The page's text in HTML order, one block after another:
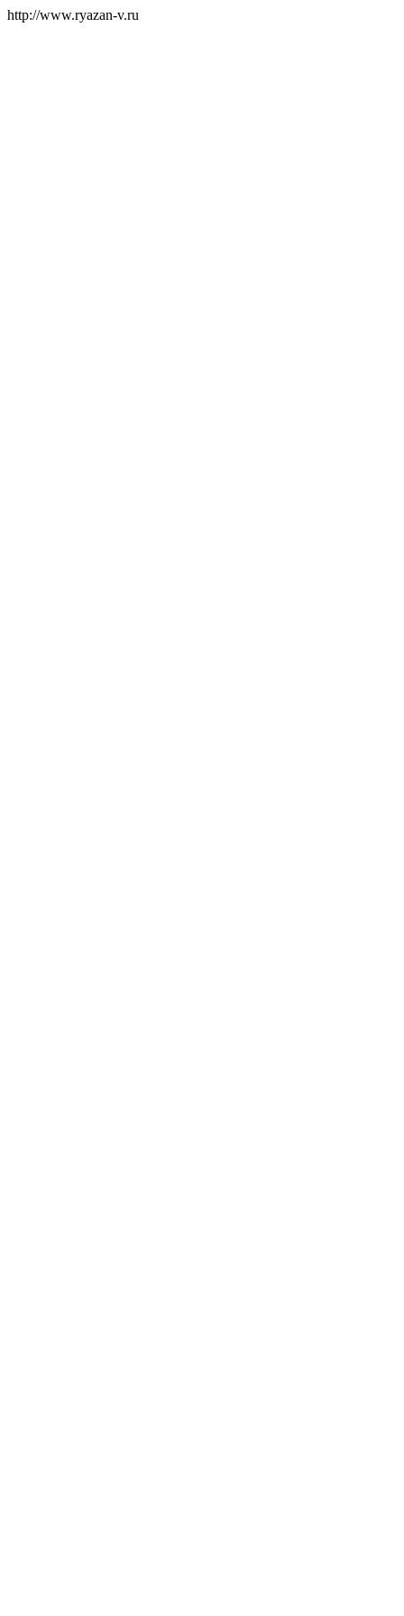
http://www.ryazan-v.ru